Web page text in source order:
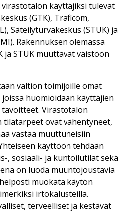
käyttäjiksi tulevat
(GTK), Traficom,
Säteilyturvakeskus (STUK) ja
Rakennuksen olemassa
ja STUK muuttavat väistöön
valtion toimijoille omat
huomioidaan käyttäjien
Virastotalon
tilatarpeet ovat vähentyneet,
vastaa muuttuneisiin
käyttöön tehdään
, sosiaali- ja kuntoilutilat sekä
on luoda muuntojoustavia
muokata käytön
irtokalusteilla.
terveelliset ja kestävät